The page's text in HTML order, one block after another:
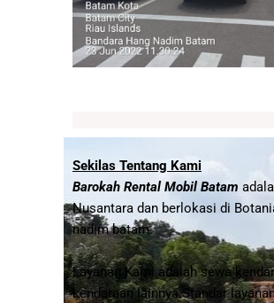
Sekilas Tentang Kami
Barokah Rental Mobil Batam
Nusantara dan berlokasi di
nadim batam.
Layanan Kami adalah sewa
kendaraan lainnya.Standar